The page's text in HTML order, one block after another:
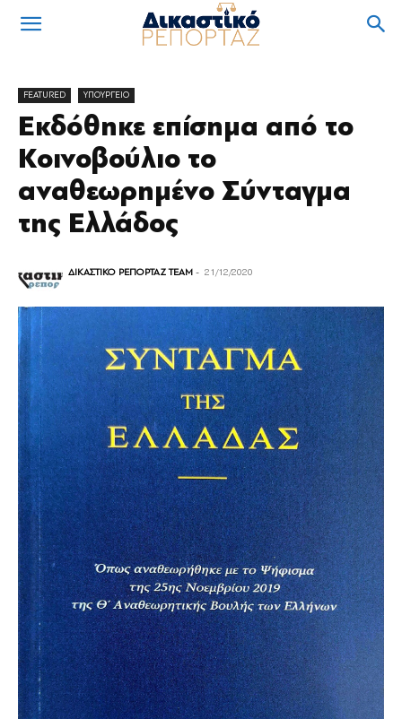
FEATURED ΥΠΟΥΡΓΕΙΟ
Εκδόθηκε επίσημα από το
Κοινοβούλιο το
αναθεωρημένο Σύνταγμα
της Ελλάδος
ΔΙΚΑΣΤΙΚΟ ΡΕΠΟΡΤΑΖ TEAM - 21/12/2020